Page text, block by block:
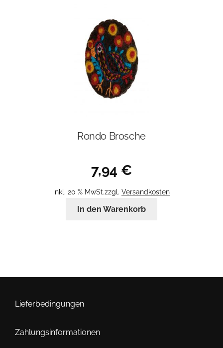
Rondo Brosche
7,94 €
inkl. 20 % MwSt.zzgl. Versandkosten
In den Warenkorb
Lieferbedingungen
Zahlungsinformationen